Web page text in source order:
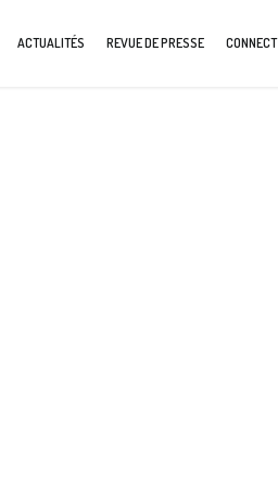
ACTUALITÉS REVUE DE PRESSE CONNECT